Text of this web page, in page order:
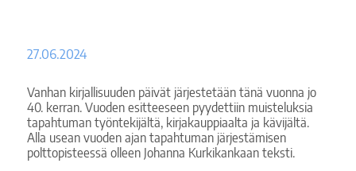
27.06.2024
Vanhan kirjallisuuden päivät järjestetään tänä vuonna jo
40. kerran. Vuoden esitteeseen pyydettiin muisteluksia
tapahtuman työntekijältä, kirjakauppiaalta ja kävijältä.
Alla usean vuoden ajan tapahtuman järjestämisen
polttopisteessä olleen Johanna Kurkikankaan teksti.